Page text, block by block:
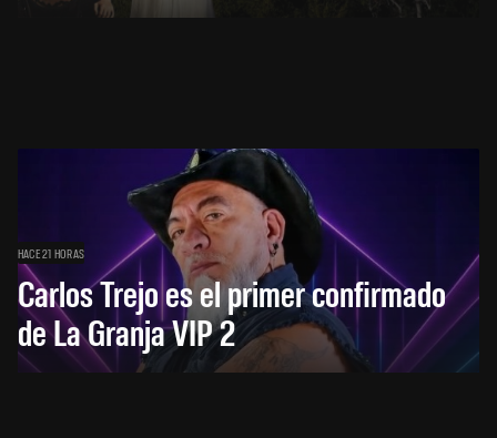
HACE 21 HORAS
Carlos Trejo es el primer confirmado
de La Granja VIP 2